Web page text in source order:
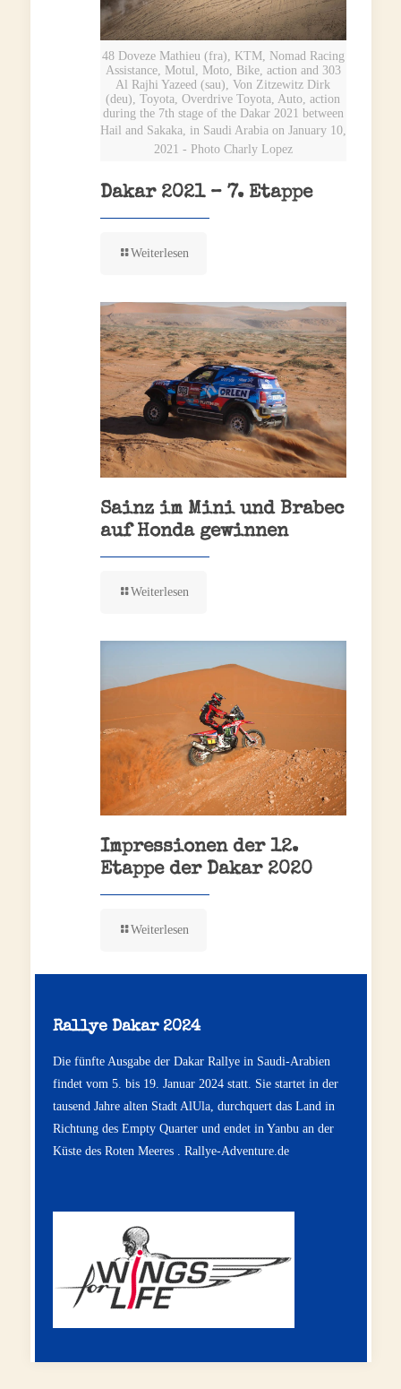
48 Doveze Mathieu (fra), KTM, Nomad Racing
Assistance, Motul, Moto, Bike, action and 303
Al Rajhi Yazeed (sau), Von Zitzewitz Dirk
(deu), Toyota, Overdrive Toyota, Auto, action
during the 7th stage of the Dakar 2021 between
Hail and Sakaka, in Saudi Arabia on January 10,
2021 - Photo Charly Lopez
Dakar 2021 – 7. Etappe
Weiterlesen
Sainz im Mini und Brabec
auf Honda gewinnen
Weiterlesen
Impressionen der 12.
Etappe der Dakar 2020
Weiterlesen
Rallye Dakar 2024
Die fünfte Ausgabe der Dakar Rallye in Saudi-Arabien
findet vom 5. bis 19. Januar 2024 statt. Sie startet in der
tausend Jahre alten Stadt AlUla, durchquert das Land in
Richtung des Empty Quarter und endet in Yanbu an der
Küste des Roten Meeres . Rallye-Adventure.de